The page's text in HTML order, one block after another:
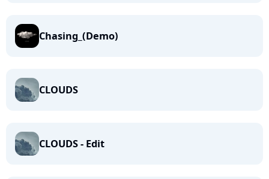
Chasing_(Demo)
CLOUDS
CLOUDS - Edit